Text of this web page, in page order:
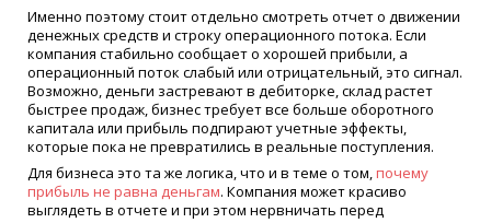
Именно поэтому стоит отдельно смотреть отчет о движении
денежных средств и строку операционного потока. Если
компания стабильно сообщает о хорошей прибыли, а
операционный поток слабый или отрицательный, это сигнал.
Возможно, деньги застревают в дебиторке, склад растет
быстрее продаж, бизнес требует все больше оборотного
капитала или прибыль подпирают учетные эффекты,
которые пока не превратились в реальные поступления.
Для бизнеса это та же логика, что и в теме о том,почему
прибыль не равна деньгам. Компания может красиво
выглядеть в отчете и при этом нервничать перед